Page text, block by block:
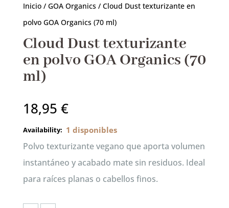
RESERVAR AHORA
Inicio/ GOA Organics/ Cloud Dust texturizante en
polvo GOA Organics (70 ml)
Cloud Dust texturizante
en polvo GOA Organics (70
ml)
18,95 €
1 disponibles
Polvo texturizante vegano que aporta volumen
instantáneo y acabado mate sin residuos. Ideal
para raíces planas o cabellos finos.